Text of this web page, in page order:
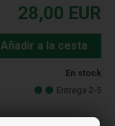
28,00 EUR
Añadir a la cesta
En stock
Entrega 2-5